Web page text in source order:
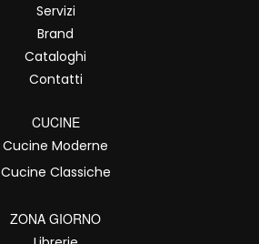
Servizi
Brand
Cataloghi
Contatti
CUCINE
Cucine Moderne
Cucine Classiche
ZONA GIORNO